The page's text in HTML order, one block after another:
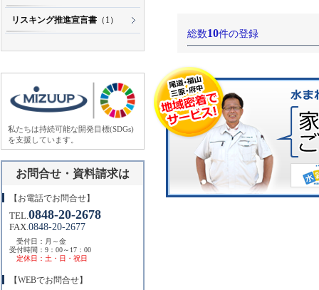
総数10件の登録
リスキング推進宣言書 （1）
私たちは持続可能な開発目標(SDGs)
を支援しています。
お問合せ・資料請求は
【お電話でお問合せ】
TEL. 0848-20-2678
FAX. 0848-20-2677
受付日：月～金
受付時間：9：00～17：00
定休日：土・日・祝日
【WEBでお問合せ】